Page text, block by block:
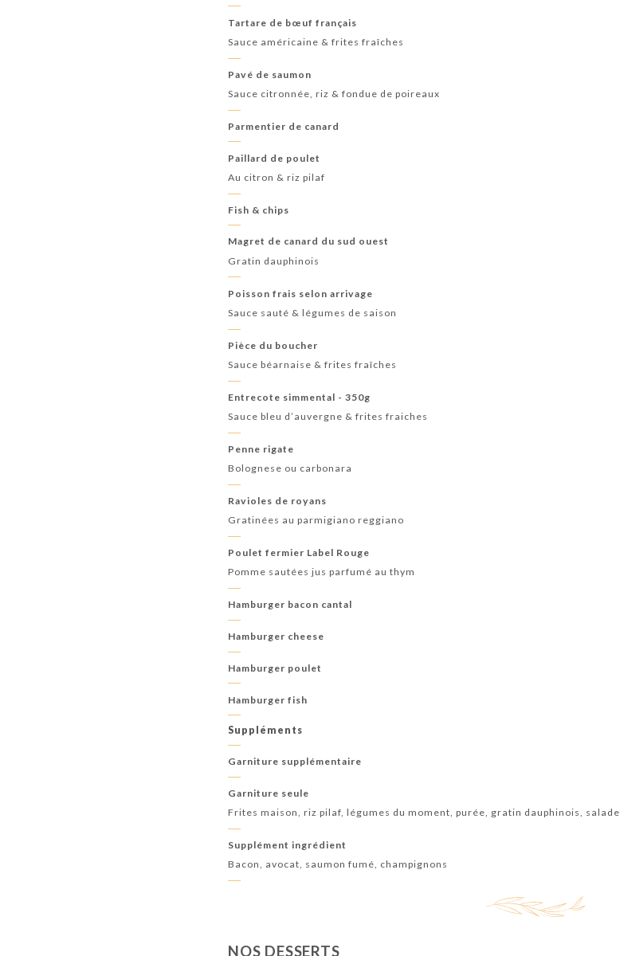
Tartare de bœuf français
Sauce américaine & frites fraîches
Pavé de saumon
Sauce citronnée, riz & fondue de poireaux
Parmentier de canard
Paillard de poulet
Au citron & riz pilaf
Fish & chips
Magret de canard du sud ouest
Gratin dauphinois
Poisson frais selon arrivage
Sauce sauté & légumes de saison
Pièce du boucher
Sauce béarnaise & frites fraîches
Entrecote simmental - 350g
Sauce bleu d’auvergne & frites fraiches
Penne rigate
Bolognese ou carbonara
Ravioles de royans
Gratinées au parmigiano reggiano
Poulet fermier Label Rouge
Pomme sautées jus parfumé au thym
Hamburger bacon cantal
Hamburger cheese
Hamburger poulet
Hamburger fish
Suppléments
Garniture supplémentaire
Garniture seule
Frites maison, riz pilaf, légumes du moment, purée, gratin dauphinois, salade
Supplément ingrédient
Bacon, avocat, saumon fumé, champignons
NOS DESSERTS